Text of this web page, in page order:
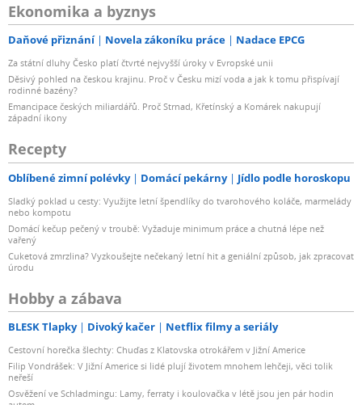
Ekonomika a byznys
Daňové přiznání Novela zákoníku práce Nadace EPCG
Za státní dluhy Česko platí čtvrté nejvyšší úroky v Evropské unii
Děsivý pohled na českou krajinu. Proč v Česku mizí voda a jak k tomu přispívají
rodinné bazény?
Emancipace českých miliardářů. Proč Strnad, Křetínský a Komárek nakupují
západní ikony
Recepty
Oblíbené zimní polévky Domácí pekárny Jídlo podle horoskopu
Sladký poklad u cesty: Využijte letní špendlíky do tvarohového koláče, marmelády
nebo kompotu
Domácí kečup pečený v troubě: Vyžaduje minimum práce a chutná lépe než
vařený
Cuketová zmrzlina? Vyzkoušejte nečekaný letní hit a geniální způsob, jak zpracovat
úrodu
Hobby a zábava
BLESK Tlapky Divoký kačer Netflix filmy a seriály
Cestovní horečka šlechty: Chuďas z Klatovska otrokářem v Jižní Americe
Filip Vondrášek: V Jižní Americe si lidé plují životem mnohem lehčeji, věci tolik
neřeší
Osvěžení ve Schladmingu: Lamy, ferraty i koulovačka v létě jsou jen pár hodin